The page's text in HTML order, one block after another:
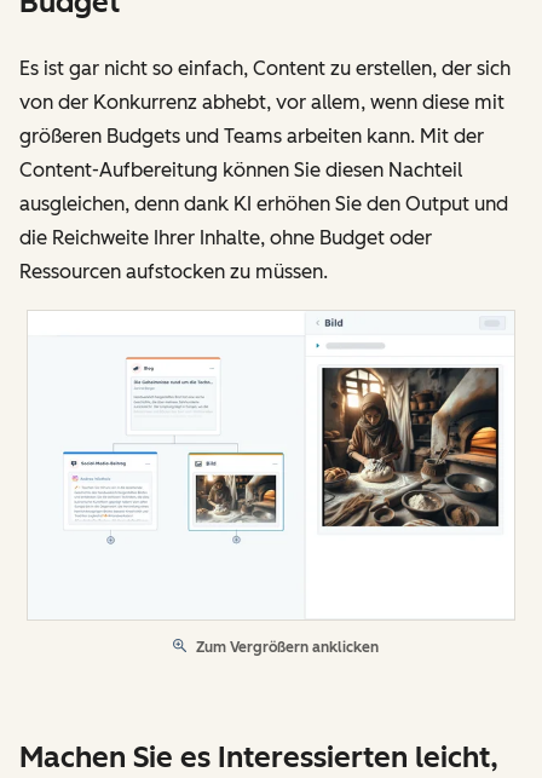
Es ist gar nicht so einfach, Content zu erstellen, der sich
von der Konkurrenz abhebt, vor allem, wenn diese mit
größeren Budgets und Teams arbeiten kann. Mit der
Content-Aufbereitung können Sie diesen Nachteil
ausgleichen, denn dank KI erhöhen Sie den Output und
die Reichweite Ihrer Inhalte, ohne Budget oder
Ressourcen aufstocken zu müssen.
Zum Vergrößern anklicken
Machen Sie es Interessierten leicht,